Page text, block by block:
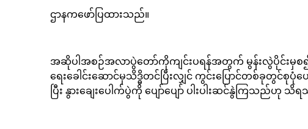
ဌာနကဖော်ပြထားသည်။
အဆိုပါအစဉ်အလာပွဲတော်ကိုကျင်းပရန်အတွက် မွန်းလွဲပိုင်းမှစ၍
ရေးခေါင်းဆောင်မှသိဒ္ဓိတင်ပြီးလျှင် ကွင်းပြောင်တစ်ခုတွင်
ပြီး နွားချေးပေါက်ပွဲကို ပျော်ပျော် ပါးပါးဆင်နွဲကြသည်ဟု သိ